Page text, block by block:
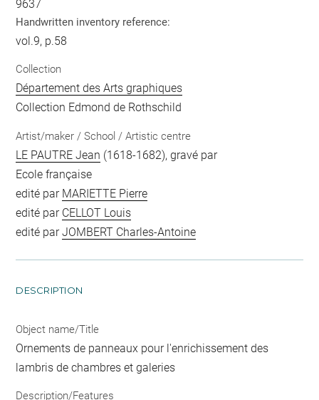
9637
Handwritten inventory reference:
vol.9, p.58
Collection
Département des Arts graphiques
Collection Edmond de Rothschild
Artist/maker / School / Artistic centre
LE PAUTRE Jean (1618-1682), gravé par
Ecole française
edité par MARIETTE Pierre
edité par CELLOT Louis
edité parJOMBERT Charles-Antoine
DESCRIPTION
Object name/Title
Ornements de panneaux pour l'enrichissement des
lambris de chambres et galeries
Description/Features